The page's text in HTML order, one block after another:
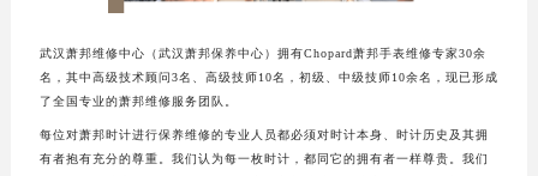
武汉萧邦维修中心（武汉萧邦保养中心）拥有Chopard萧邦手表维修专家30余
名，其中高级技术顾问3名、高级技师10名，初级、中级技师10余名，现已形成
了全国专业的萧邦维修服务团队。
每位对萧邦时计进行保养维修的专业人员都必须对时计本身、时计历史及其拥
有者抱有充分的尊重。我们认为每一枚时计，都同它的拥有者一样尊贵。我们